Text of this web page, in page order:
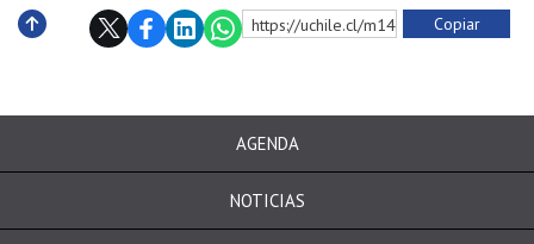
https://uchile.cl/m147735 Copiar
AGENDA
NOTICIAS